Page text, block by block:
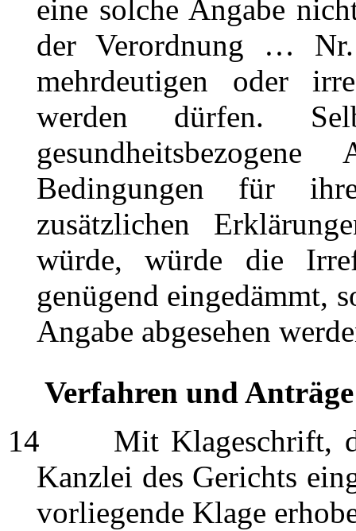
eine solche Angabe
der Verordnung … Nr.
mehrdeutigen oder
werden dürfen.
Bedingungen für
zusätzlichen
würde, würde die
genügend eingedämmt,
Angabe abgesehen
Verfahren und
14 Mit Klageschrift,
Kanzlei des Gerichts
vorliegende Klage